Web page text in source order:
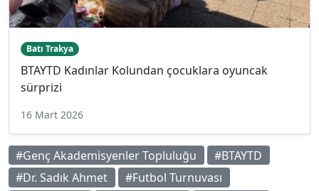
Batı Trakya
BTAYTD Kadınlar Kolundan çocuklara oyuncak
sürprizi
16 Mart 2026
#Genç Akademisyenler Topluluğu
#BTAYTD
#Dr. Sadık Ahmet
#Futbol Turnuvası